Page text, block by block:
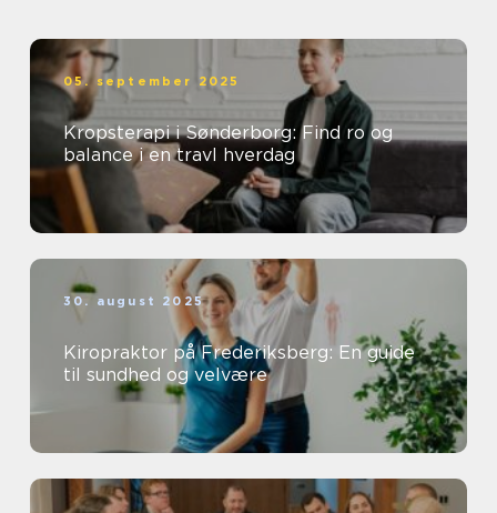
05. september 2025
Kropsterapi i Sønderborg: Find ro og
balance i en travl hverdag
30. august 2025
Kiropraktor på Frederiksberg: En guide
til sundhed og velvære